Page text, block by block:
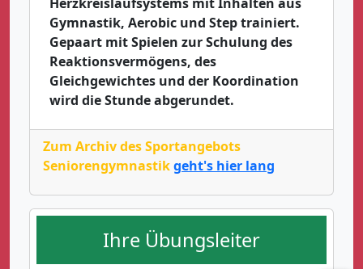
Gymnastik, Aerobic und Step trainiert.
Gepaart mit Spielen zur Schulung des
Reaktionsvermögens, des
Gleichgewichtes und der Koordination
wird die Stunde abgerundet.
Zum Archiv des Sportangebots
Seniorengymnastikgeht's hier lang
Ihre Übungsleiter